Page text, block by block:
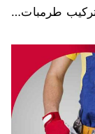
طرمبات…